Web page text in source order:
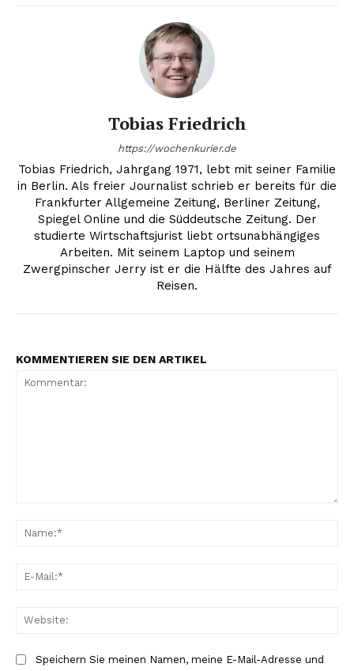
Tobias Friedrich
https://wochenkurier.de
Tobias Friedrich, Jahrgang 1971, lebt mit seiner Familie
in Berlin. Als freier Journalist schrieb er bereits für die
Frankfurter Allgemeine Zeitung, Berliner Zeitung,
Spiegel Online und die Süddeutsche Zeitung. Der
studierte Wirtschaftsjurist liebt ortsunabhängiges
Arbeiten. Mit seinem Laptop und seinem
Zwergpinscher Jerry ist er die Hälfte des Jahres auf
Reisen.
KOMMENTIEREN SIE DEN ARTIKEL
Speichern Sie meinen Namen, meine E-Mail-Adresse und